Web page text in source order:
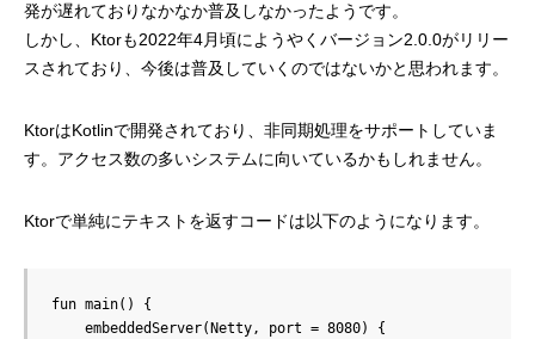
発が遅れておりなかなか普及しなかったようです。
しかし、Ktorも2022年4月頃にようやくバージョン2.0.0がリリー
スされており、今後は普及していくのではないかと思われます。
KtorはKotlinで開発されており、非同期処理をサポートしていま
す。アクセス数の多いシステムに向いているかもしれません。
Ktorで単純にテキストを返すコードは以下のようになります。
fun main() {
    embeddedServer(Netty, port = 8080) {